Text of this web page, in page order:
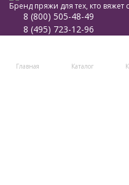
Главная Каталог
Бренд пряжи для тех, кто
8 (800) 505-48-49
8 (495) 723-12-96